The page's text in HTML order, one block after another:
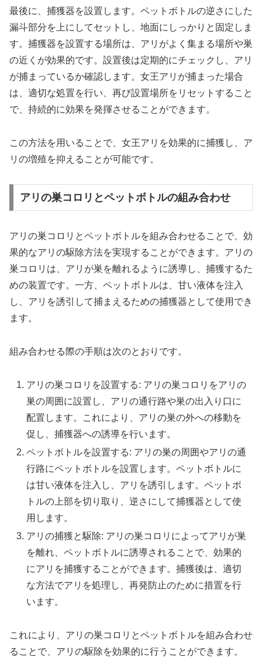
最後に、捕獲器を設置します。ペットボトルの逆さにした
漏斗部分を上にしてセットし、地面にしっかりと固定しま
す。捕獲器を設置する場所は、アリがよく集まる場所や巣
の近くが効果的です。設置後は定期的にチェックし、アリ
が捕まっているか確認します。女王アリが捕まった場合
は、適切な処置を行い、再び設置場所をリセットすること
で、持続的に効果を発揮させることができます。
この方法を用いることで、女王アリを効果的に捕獲し、ア
リの増殖を抑えることが可能です。
アリの巣コロリとペットボトルの組み合わせ
アリの巣コロリとペットボトルを組み合わせることで、効
果的なアリの駆除方法を実現することができます。アリの
巣コロリは、アリが巣を離れるように誘導し、捕獲するた
めの装置です。一方、ペットボトルは、甘い液体を注入
し、アリを誘引して捕まえるための捕獲器として使用でき
ます。
組み合わせる際の手順は次のとおりです。
アリの巣コロリを設置する: アリの巣コロリをアリの
巣の周囲に設置し、アリの通行路や巣の出入り口に
配置します。これにより、アリの巣の外への移動を
促し、捕獲器への誘導を行います。
ペットボトルを設置する: アリの巣の周囲やアリの通
行路にペットボトルを設置します。ペットボトルに
は甘い液体を注入し、アリを誘引します。ペットボ
トルの上部を切り取り、逆さにして捕獲器として使
用します。
アリの捕獲と駆除: アリの巣コロリによってアリが巣
を離れ、ペットボトルに誘導されることで、効果的
にアリを捕獲することができます。捕獲後は、適切
な方法でアリを処理し、再発防止のために措置を行
います。
これにより、アリの巣コロリとペットボトルを組み合わせ
ることで、アリの駆除を効果的に行うことができます。